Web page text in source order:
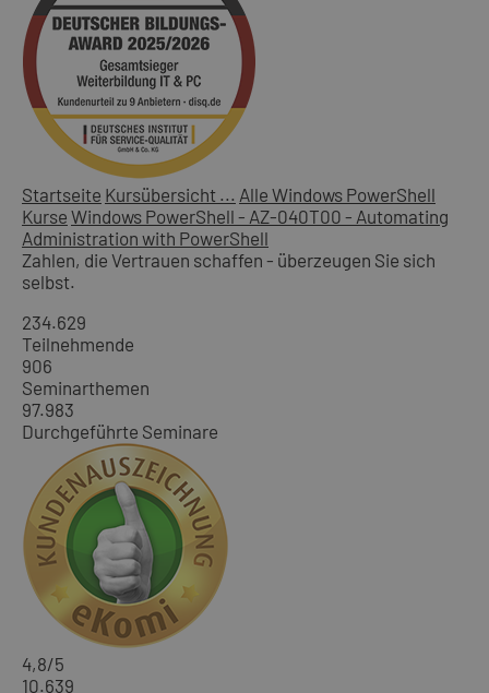
Startseite Kursübersicht ... Alle Windows PowerShell
Kurse Windows PowerShell - AZ-040T00 - Automating
Administration with PowerShell
Zahlen, die Vertrauen schaffen - überzeugen Sie sich
selbst.
234.629
Teilnehmende
906
Seminarthemen
97.983
Durchgeführte Seminare
4,8/5
10.639